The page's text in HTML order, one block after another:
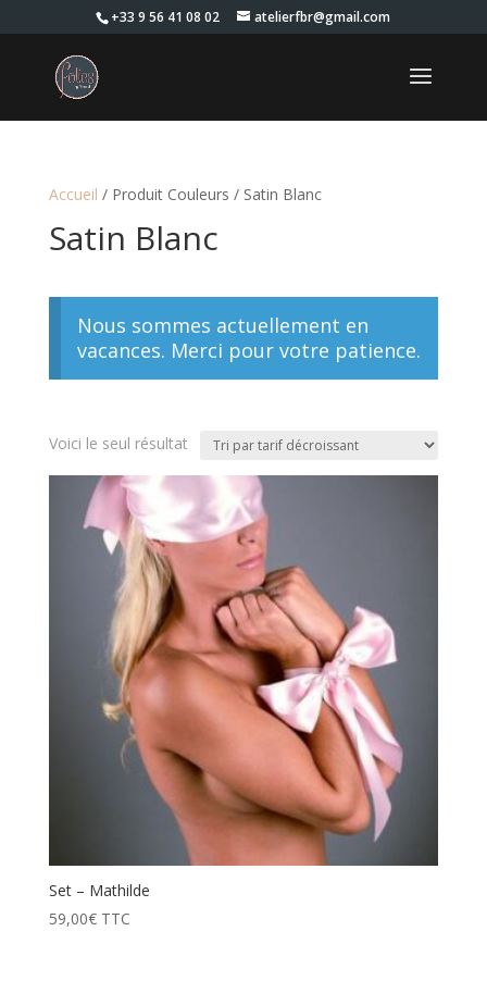
+33 9 56 41 08 02 atelierfbr@gmail.com
Accueil / Produit Couleurs / Satin Blanc
Satin Blanc
Nous sommes actuellement en
vacances. Merci pour votre patience.
Voici le seul résultat
Set – Mathilde
59,00€ TTC